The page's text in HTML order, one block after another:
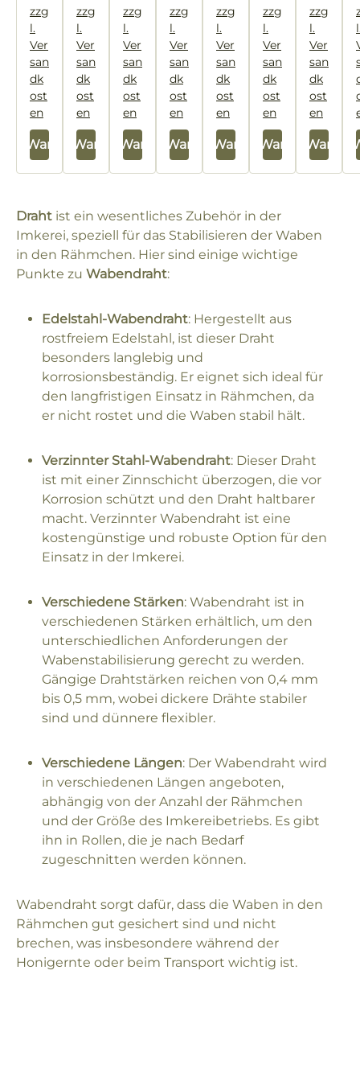
zzg
l.
Ver
san
dk
ost
en
Warenkorb
zzg
l.
Ver
san
dk
ost
en
In den Warenkorb
zzg
l.
Ver
san
dk
ost
en
In den Warenkorb
zzg
l.
Ver
san
dk
ost
en
In den Warenkorb
zzg
l.
Ver
san
dk
ost
en
In den Warenkorb
zzg
l.
Ver
san
dk
ost
en
In den Warenkorb
zzg
l.
Ver
san
dk
ost
en
In den In den
Draht ist ein wesentliches Zubehör in der
Imkerei, speziell für das Stabilisieren der Waben
in den Rähmchen. Hier sind einige wichtige
Punkte zu Wabendraht:
Edelstahl-Wabendraht: Hergestellt aus
rostfreiem Edelstahl, ist dieser Draht
besonders langlebig und
korrosionsbeständig. Er eignet sich ideal für
den langfristigen Einsatz in Rähmchen, da
er nicht rostet und die Waben stabil hält.
Verzinnter Stahl-Wabendraht: Dieser Draht
ist mit einer Zinnschicht überzogen, die vor
Korrosion schützt und den Draht haltbarer
macht. Verzinnter Wabendraht ist eine
kostengünstige und robuste Option für den
Einsatz in der Imkerei.
Verschiedene Stärken: Wabendraht ist in
verschiedenen Stärken erhältlich, um den
unterschiedlichen Anforderungen der
Wabenstabilisierung gerecht zu werden.
Gängige Drahtstärken reichen von 0,4 mm
bis 0,5 mm, wobei dickere Drähte stabiler
sind und dünnere flexibler.
Verschiedene Längen: Der Wabendraht wird
in verschiedenen Längen angeboten,
abhängig von der Anzahl der Rähmchen
und der Größe des Imkereibetriebs. Es gibt
ihn in Rollen, die je nach Bedarf
zugeschnitten werden können.
Wabendraht sorgt dafür, dass die Waben in den
Rähmchen gut gesichert sind und nicht
brechen, was insbesondere während der
Honigernte oder beim Transport wichtig ist.